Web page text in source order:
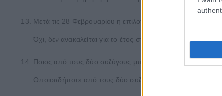
Μετά τις 28 Φεβρουαρίου η επιλογή για χωριστή δήλωση
Όχι, δεν ανακαλείται για το έτος στο οποίο αφορά.
Ποιος από τους δύο συζύγους μπορεί να γνωστοποιήσει
Οποιοσδήποτε από τους δύο συζύγους ή και οι δύο.